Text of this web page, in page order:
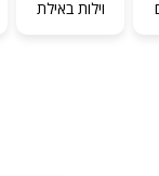
וילות באילת